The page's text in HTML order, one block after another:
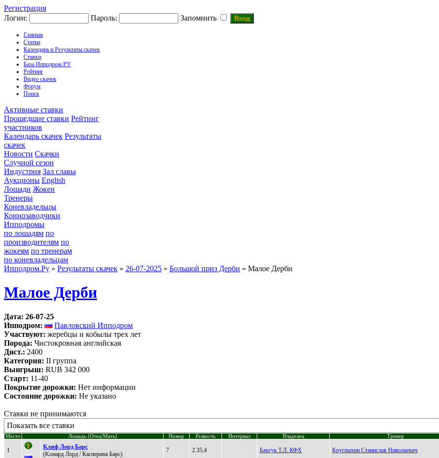
Регистрация
Логин:
Пароль: Запомнить
Главная
Статьи
Календарь и Результаты скачек
Ставки
База Ипподром.РУ
Рейтинг
Видео скачек
Форум
Поиск
Активные ставки
Прошедшие ставки Рейтинг
участников
Календарь скачек Результаты
скачек
Новости Скачки
Случной сезон
Индустрия Зал славы
Аукционы English
Лошади Жокеи
Тренеры
Коневладельцы
Коннозаводчики
Ипподромы
по лошадям по
производителям по
жокеям по тренерам
по коневладельцам
Ипподром.Ру » Результаты скачек » 26-07-2025 » Большой приз Дерби » Малое Дерби
Малое Дерби
Дата: 26-07-25
Ипподром:
Павловский Ипподром
Участвуют: жеребцы и кобылы трех лет
Порода: Чистокровная английская
Дист.: 2400
Категория: II группа
Выигрыш: RUB 342 000
Старт: 11-40
Покрытие дорожки: Нет информации
Состояние дорожки: Не указано
Ставки не принимаются
Показать все ставки
Место Лошадь (Отец/Мать) Номер Резвость Интервал Владелец Тренер
1
Kлиф Лоpд Баpc
(Kонард Лорд / Касперина Барс)
7 2.35,4 Барсук Т.Л. КФХ Круглыхин Станислав Николаевич